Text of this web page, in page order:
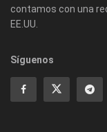
contamos con una
EE.UU.
Síguenos